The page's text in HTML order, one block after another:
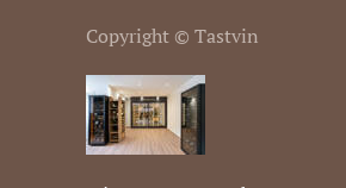
Copyright © Tastvin